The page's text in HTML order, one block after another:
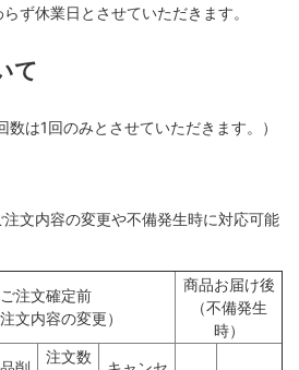
ず休業日とさせていただきます。
て
数は1回のみとさせていただきます。）
文内容の変更や不備発生時に対応可能
ご注文確定前
注文内容の変更）
商品お届け後
（不備発生
時）
注文数